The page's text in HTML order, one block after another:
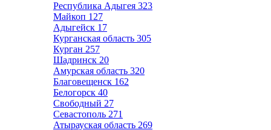
Республика Адыгея 323
Майкоп 127
Адыгейск 17
Курганская область 305
Курган 257
Шадринск 20
Амурская область 320
Благовещенск 162
Белогорск 40
Свободный 27
Севастополь 271
Атырауская область 269